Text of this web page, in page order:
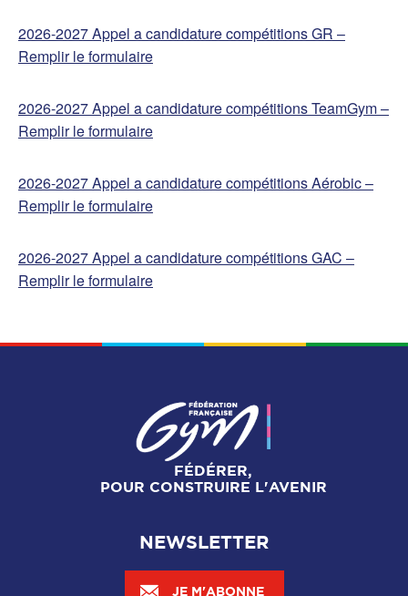
2026-2027 Appel a candidature compétitions GR –
Remplir le formulaire
2026-2027 Appel a candidature compétitions TeamGym –
Remplir le formulaire
2026-2027 Appel a candidature compétitions Aérobic –
Remplir le formulaire
2026-2027 Appel a candidature compétitions GAC –
Remplir le formulaire
FÉDÉRER,
POUR CONSTRUIRE L'AVENIR
NEWSLETTER
JE M'ABONNE